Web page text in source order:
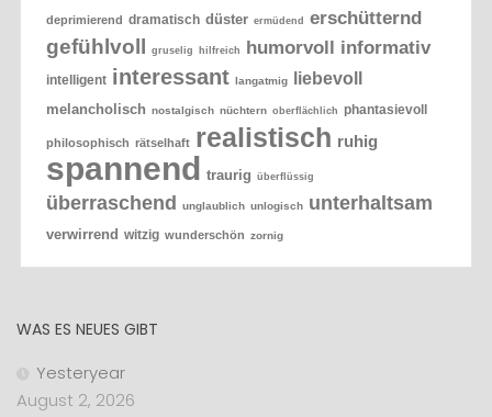
deprimierend dramatisch düster ermüdend erschütternd
gefühlvoll gruselig hilfreich humorvoll informativ
intelligent interessant langatmig liebevoll
melancholisch nostalgisch nüchtern oberflächlich phantasievoll
philosophisch rätselhaft realistisch ruhig
spannend traurig überflüssig
überraschend unglaublich unlogisch unterhaltsam
verwirrend witzig wunderschön zornig
WAS ES NEUES GIBT
Yesteryear
August 2, 2026